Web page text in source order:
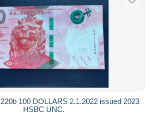
100 DOLLARS 2.1.2022 issued 2023
HSBC UNC.